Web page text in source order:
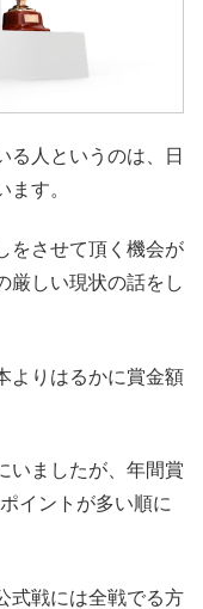
る人というのは、日
す。
をさせて頂く機会が
厳しい現状の話をし
よりはるかに賞金額
いましたが、年間賞
イントが多い順に
式戦には全戦でる方